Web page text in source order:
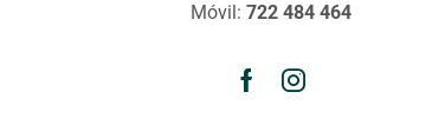
Móvil: 722 484 464